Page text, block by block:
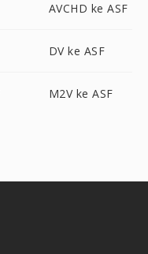
AVCHD ke ASF
DV ke ASF
M2V ke ASF